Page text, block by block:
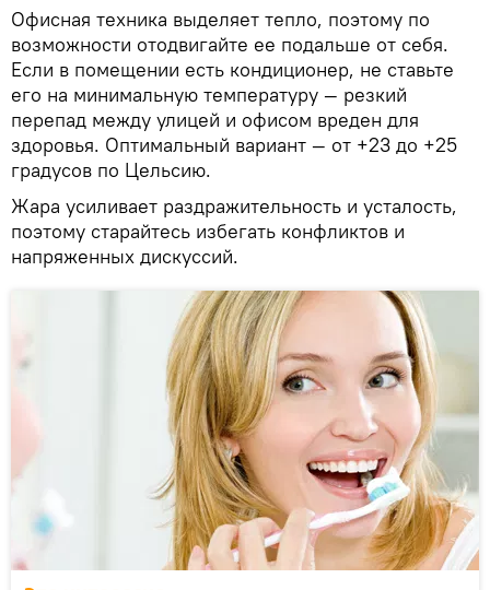
Офисная техника выделяет тепло, поэтому по
возможности отодвигайте ее подальше от себя.
Если в помещении есть кондиционер, не ставьте
его на минимальную температуру — резкий
перепад между улицей и офисом вреден для
здоровья. Оптимальный вариант — от +23 до +25
градусов по Цельсию.
Жара усиливает раздражительность и усталость,
поэтому старайтесь избегать конфликтов и
напряженных дискуссий.